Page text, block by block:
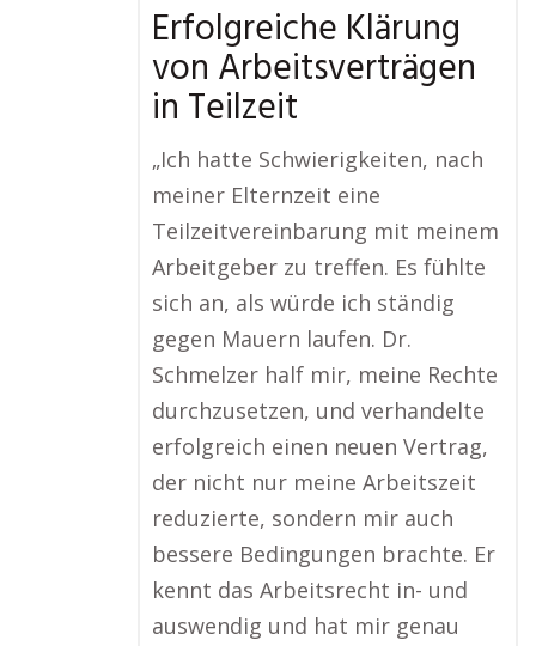
Erfolgreiche Klärung
von Arbeitsverträgen
in Teilzeit
„Ich hatte Schwierigkeiten, nach
meiner Elternzeit eine
Teilzeitvereinbarung mit meinem
Arbeitgeber zu treffen. Es fühlte
sich an, als würde ich ständig
gegen Mauern laufen. Dr.
Schmelzer half mir, meine Rechte
durchzusetzen, und verhandelte
erfolgreich einen neuen Vertrag,
der nicht nur meine Arbeitszeit
reduzierte, sondern mir auch
bessere Bedingungen brachte. Er
kennt das Arbeitsrecht in- und
auswendig und hat mir genau